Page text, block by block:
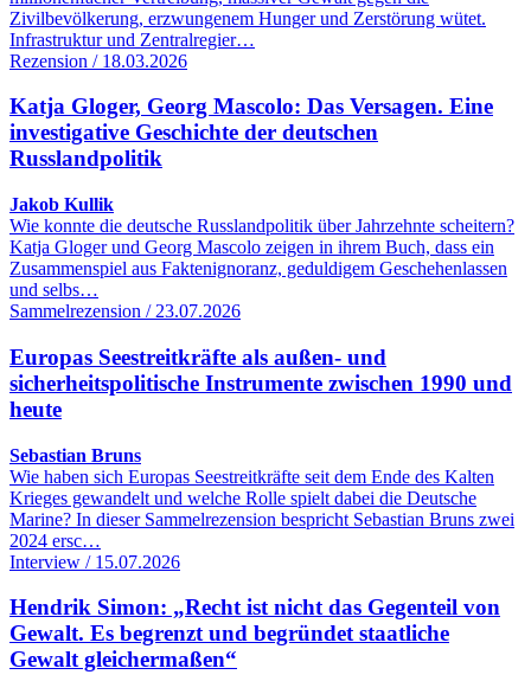
Zivilbevölkerung, erzwungenem Hunger und Zerstörung wütet.
Infrastruktur und Zentralregier…
Rezension / 18.03.2026
Katja Gloger, Georg Mascolo: Das Versagen. Eine
investigative Geschichte der deutschen
Russlandpolitik
Jakob Kullik
Wie konnte die deutsche Russlandpolitik über Jahrzehnte scheitern?
Katja Gloger und Georg Mascolo zeigen in ihrem Buch, dass ein
Zusammenspiel aus Faktenignoranz, geduldigem Geschehenlassen
und selbs…
Sammelrezension / 23.07.2026
Europas Seestreitkräfte als außen- und
sicherheitspolitische Instrumente zwischen 1990 und
heute
Sebastian Bruns
Wie haben sich Europas Seestreitkräfte seit dem Ende des Kalten
Krieges gewandelt und welche Rolle spielt dabei die Deutsche
Marine? In dieser Sammelrezension bespricht Sebastian Bruns zwei
2024 ersc…
Interview / 15.07.2026
Hendrik Simon: „Recht ist nicht das Gegenteil von
Gewalt. Es begrenzt und begründet staatliche
Gewalt gleichermaßen“